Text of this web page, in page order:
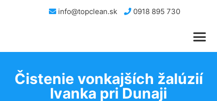
info@topclean.sk 0918 895 730
Čistenie vonkajších žalúzií
Ivanka pri Dunaji